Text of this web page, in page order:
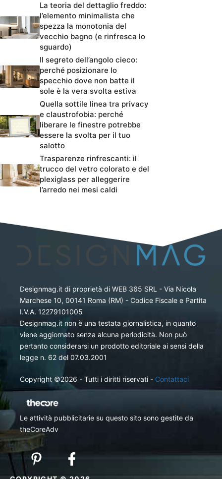
La teoria del dettaglio freddo:
l’elemento minimalista che
spezza la monotonia del
vecchio bagno (e rinfresca lo
sguardo)
Il segreto dell’angolo cieco:
perché posizionare lo
specchio dove non batte il
sole è la vera svolta estiva
Quella sottile linea tra privacy
e claustrofobia: perché
liberare le finestre potrebbe
essere la svolta per il tuo
salotto
Trasparenze rinfrescanti: il
trucco del vetro colorato e del
plexiglass per alleggerire
l’arredo nei mesi caldi
Designmag.it di proprietà di WEB 365 SRL - Via Nicola
Marchese 10, 00141 Roma (RM) - Codice Fiscale e Partita
I.V.A. 12279101005
Designmag.it non è una testata giornalistica, in quanto
viene aggiornato senza alcuna periodicità. Non può
pertanto considerarsi un prodotto editoriale ai sensi della
legge n. 62 del 07.03.2001
Copyright ©2026 - Tutti i diritti riservati - Contattaci
Le attività pubblicitarie su questo sito sono gestite da
theCoreAdv